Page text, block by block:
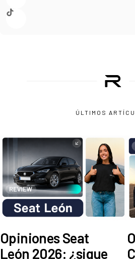
ÚLTIMOS
Opiniones Seat
León 2026: ¿sigue